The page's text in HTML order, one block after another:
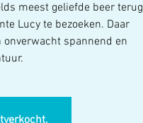
meest geliefde beer terug
Lucy te bezoeken. Daar
spannend en